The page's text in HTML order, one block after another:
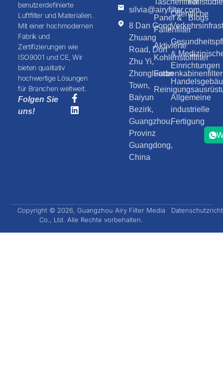
benutzerdefinierte
Luftfilter und Materialien.
Mit einer hochmodernen
Fabrik und
Zertifizierungen wie
ISO9001 und CE, Wir
bieten qualitativ
hochwertige Lösungen
für Branchen weltweit.
Folgen Sie
uns!
Panel &
Faltenfilter
Aktivierte
Kohlenstofffilter
Farbenkabinenfilter
Öffentliche
&
Einrichtungen
Allgemeine
industrielle
Fertigung
Blogs
silvia@airyfilter.com
8 Dan Gong
Zhuang
Road, Dorf
Zhu Yi,
Zhongluotan
Town,
Baiyun
Bezirk,
Guangzhou,
Provinz
Guangdong,
China
Copyright © 2026, Guangzhou Airy Filter Media
Co., Ltd. Alle Rechte vorbehalten.